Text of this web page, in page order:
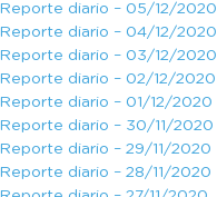
Reporte diario – 05/12/2020
Reporte diario – 04/12/2020
Reporte diario – 03/12/2020
Reporte diario – 02/12/2020
Reporte diario – 01/12/2020
Reporte diario – 30/11/2020
Reporte diario – 29/11/2020
Reporte diario – 28/11/2020